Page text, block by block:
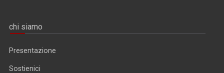
chi siamo
Presentazione
Sostienici